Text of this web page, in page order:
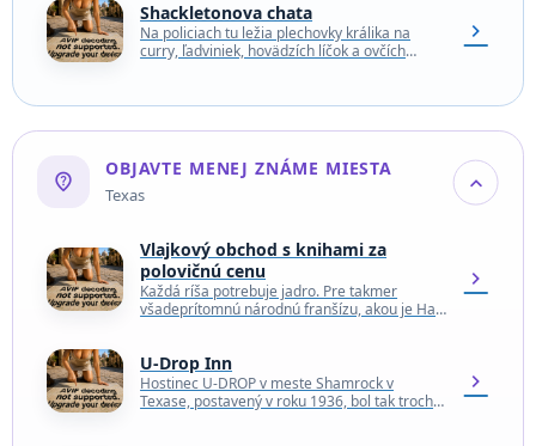
Shackletonova chata
Na policiach tu ležia plechovky králika na
curry, ľadviniek, hovädzích líčok a ovčích
chevron_right
not_listed_location
OBJAVTE MENEJ ZNÁME MIESTA
Texas expand_more
Vlajkový obchod s knihami za
polovičnú cenu
Každá ríša potrebuje jadro. Pre takmer
všadeprítomnú národnú franšízu, akou je Half
chevron_right
U-Drop Inn
Hostinec U-DROP v meste Shamrock v
Texase, postavený v roku 1936, bol tak trochu
chevron_right